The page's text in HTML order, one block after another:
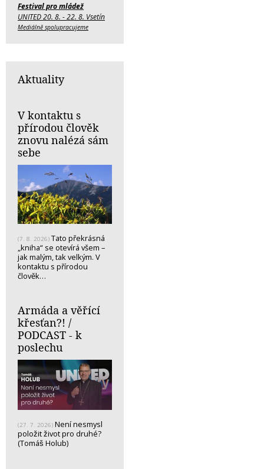
Festival pro mládež
UNITED 20. 8. - 22. 8. Vsetín
Mediálně spolupracujeme
Aktuality
V kontaktu s
přírodou člověk
znovu nalézá sám
sebe
(7. 8. 2026) Tato překrásná
„kniha“ se otevírá všem –
jak malým, tak velkým. V
kontaktu s přírodou
člověk…
Armáda a věřící
křesťan?! /
PODCAST - k
poslechu
(27. 7. 2026) Není nesmysl
položit život pro druhé?
(Tomáš Holub)